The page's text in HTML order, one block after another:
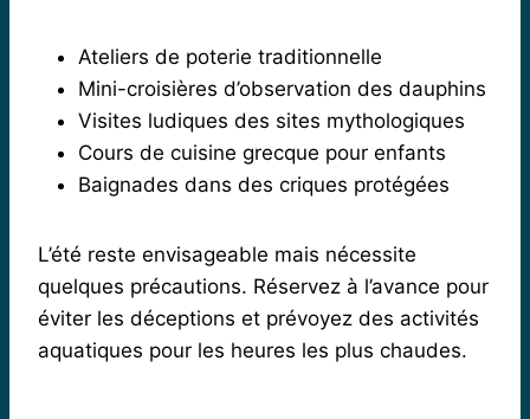
Ateliers de poterie traditionnelle
Mini-croisières d’observation des dauphins
Visites ludiques des sites mythologiques
Cours de cuisine grecque pour enfants
Baignades dans des criques protégées
L’été reste envisageable mais nécessite
quelques précautions. Réservez à l’avance pour
éviter les déceptions et prévoyez des activités
aquatiques pour les heures les plus chaudes.